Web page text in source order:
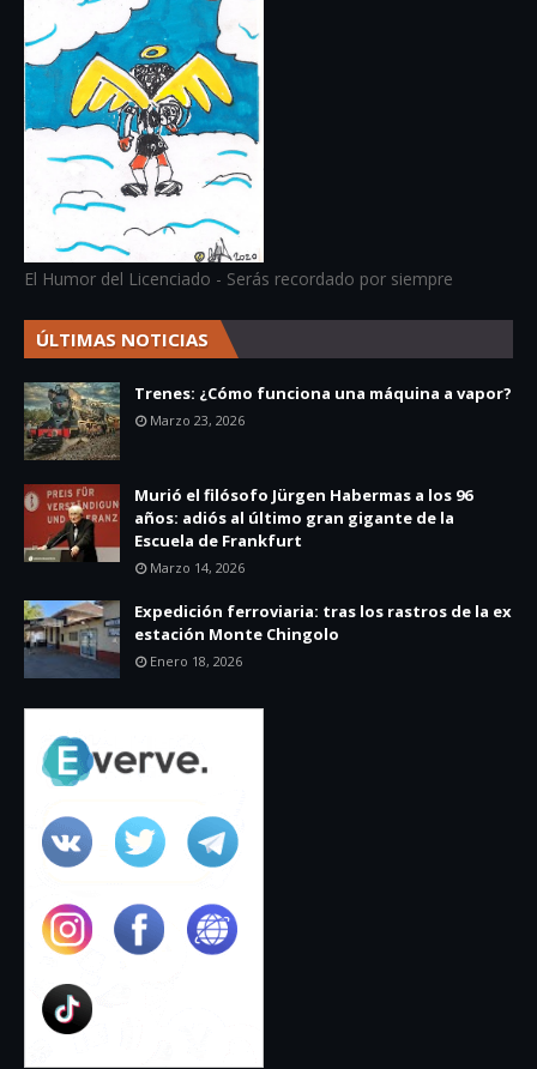
El Humor del Licenciado - Serás recordado por siempre
ÚLTIMAS NOTICIAS
Trenes: ¿Cómo funciona una máquina a vapor?
Marzo 23, 2026
Murió el filósofo Jürgen Habermas a los 96
años: adiós al último gran gigante de la
Escuela de Frankfurt
Marzo 14, 2026
Expedición ferroviaria: tras los rastros de la ex
estación Monte Chingolo
Enero 18, 2026